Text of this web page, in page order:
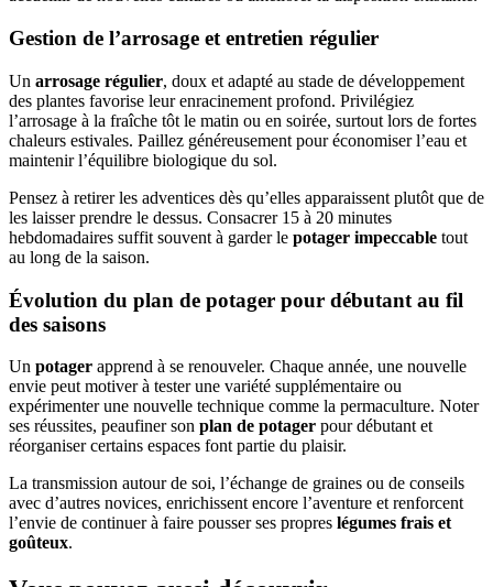
Gestion de l’arrosage et entretien régulier
Un arrosage régulier, doux et adapté au stade de développement
des plantes favorise leur enracinement profond. Privilégiez
l’arrosage à la fraîche tôt le matin ou en soirée, surtout lors de fortes
chaleurs estivales. Paillez généreusement pour économiser l’eau et
maintenir l’équilibre biologique du sol.
Pensez à retirer les adventices dès qu’elles apparaissent plutôt que de
les laisser prendre le dessus. Consacrer 15 à 20 minutes
hebdomadaires suffit souvent à garder le potager impeccable tout
au long de la saison.
Évolution du plan de potager pour débutant au fil
des saisons
Un potager apprend à se renouveler. Chaque année, une nouvelle
envie peut motiver à tester une variété supplémentaire ou
expérimenter une nouvelle technique comme la permaculture. Noter
ses réussites, peaufiner son plan de potager pour débutant et
réorganiser certains espaces font partie du plaisir.
La transmission autour de soi, l’échange de graines ou de conseils
avec d’autres novices, enrichissent encore l’aventure et renforcent
l’envie de continuer à faire pousser ses propres légumes frais et
goûteux.